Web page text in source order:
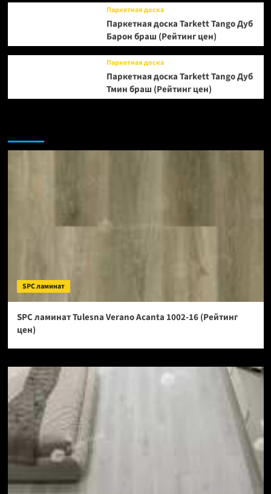
Паркетная доска
Паркетная доска Tarkett Tango Дуб
Барон браш (Рейтинг цен)
Паркетная доска
Паркетная доска Tarkett Tango Дуб
Тмин браш (Рейтинг цен)
SPC ламинат
SPC ламинат Tulesna Verano Acanta 1002-16 (Рейтинг
цен)